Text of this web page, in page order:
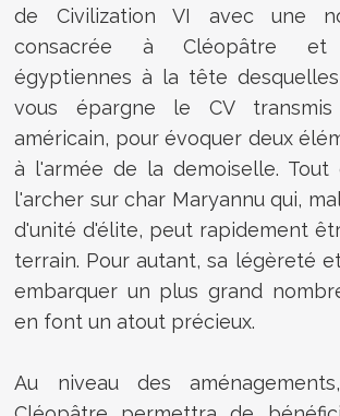
de Civilization VI avec une
consacrée à Cléopâtre
égyptiennes à la tête
vous épargne le CV
américain, pour évoquer deux
à l'armée de la demoiselle.
l'archer sur char Maryannu qui,
d'unité d'élite, peut rapidement
terrain. Pour autant, sa légèreté
embarquer un plus grand
en font un atout précieux.
Au niveau des